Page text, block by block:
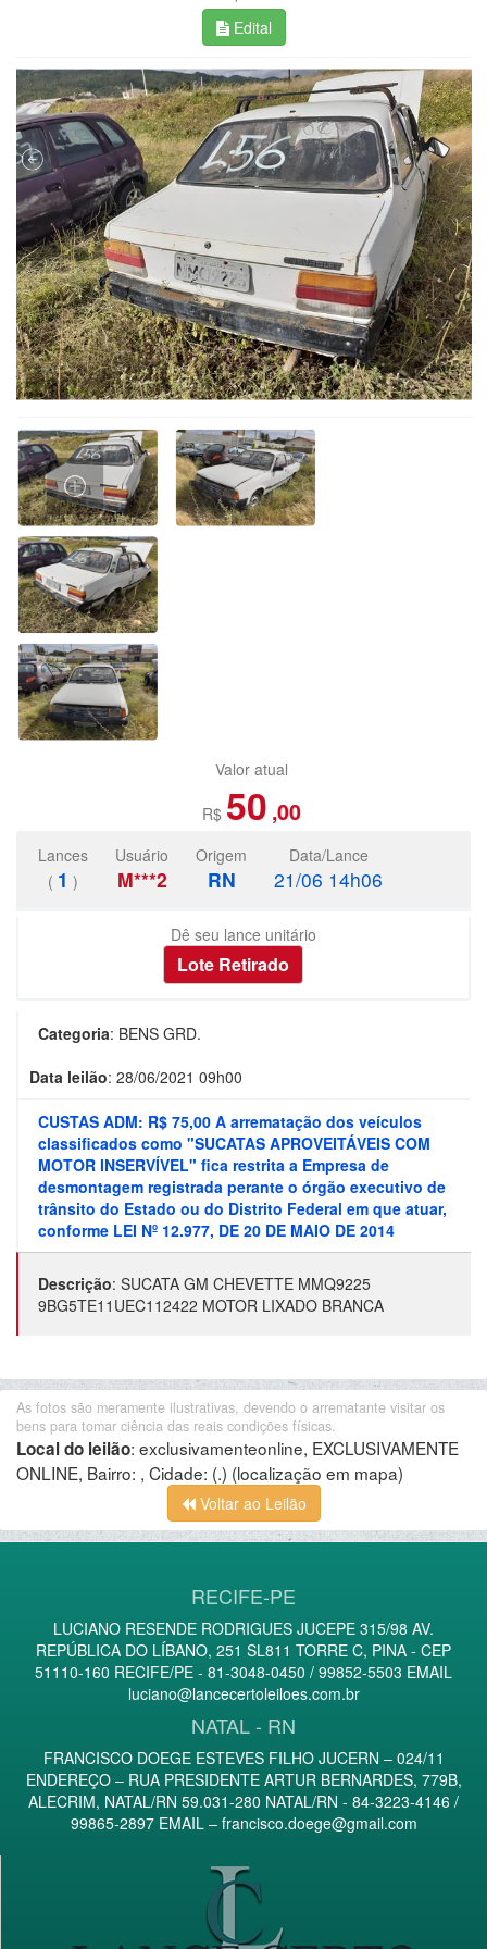
Edital
Valor atual
R$ 50 ,00
Lances
( 1 )
Usuário
M***2
Origem
RN
Data/Lance
21/06 14h06
Dê seu lance unitário
Categoria: BENS GRD.
Data leilão: 28/06/2021 09h00
CUSTAS ADM: R$ 75,00 A arrematação dos veículos
classificados como "SUCATAS APROVEITÁVEIS COM
MOTOR INSERVÍVEL" fica restrita a Empresa de
desmontagem registrada perante o órgão executivo de
trânsito do Estado ou do Distrito Federal em que atuar,
conforme LEI Nº 12.977, DE 20 DE MAIO DE 2014
Descrição: SUCATA GM CHEVETTE MMQ9225
9BG5TE11UEC112422 MOTOR LIXADO BRANCA
As fotos são meramente ilustrativas, devendo o arrematante visitar os
bens para tomar ciência das reais condições físicas.
Local do leilão: exclusivamenteonline, EXCLUSIVAMENTE
ONLINE, Bairro: , Cidade: (.) (localização em mapa)
Voltar ao Leilão
RECIFE-PE
LUCIANO RESENDE RODRIGUES JUCEPE 315/98 AV.
REPÚBLICA DO LÍBANO, 251 SL811 TORRE C, PINA - CEP
51110-160 RECIFE/PE - 81-3048-0450 / 99852-5503 EMAIL
luciano@lancecertoleiloes.com.br
NATAL - RN
FRANCISCO DOEGE ESTEVES FILHO JUCERN – 024/11
ENDEREÇO – RUA PRESIDENTE ARTUR BERNARDES, 779B,
ALECRIM, NATAL/RN 59.031-280 NATAL/RN - 84-3223-4146 /
99865-2897 EMAIL – francisco.doege@gmail.com